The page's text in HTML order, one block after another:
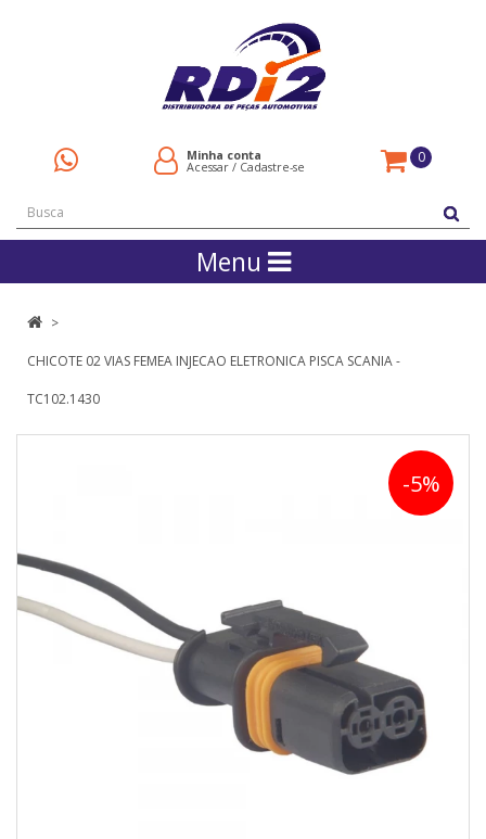
Minha conta
Acessar / Cadastre-se
0
Menu
CHICOTE 02 VIAS FEMEA INJECAO ELETRONICA PISCA SCANIA -
TC102.1430
-5%